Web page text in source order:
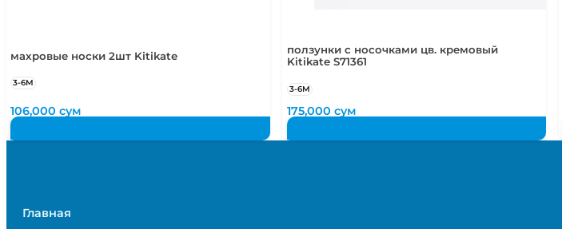
махровые носки 2шт Kitikate
3-6М
106,000сум
ползунки с носочками цв. кремовый
Kitikate S71361
3-6М
175,000 сум
Главная